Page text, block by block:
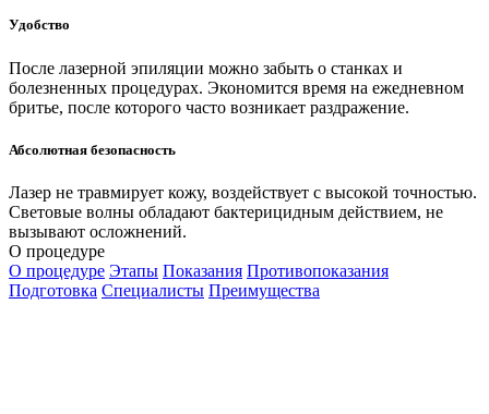
Удобство
После лазерной эпиляции можно забыть о станках и
болезненных процедурах. Экономится время на ежедневном
бритье, после которого часто возникает раздражение.
Абсолютная безопасность
Лазер не травмирует кожу, воздействует с высокой точностью.
Световые волны обладают бактерицидным действием, не
вызывают осложнений.
О процедуре
О процедуре Этапы Показания Противопоказания
Подготовка Специалисты Преимущества